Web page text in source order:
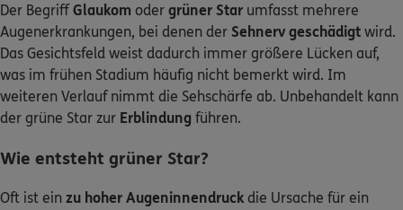
Sehen Sie auf einen Blick Ihre Versicherungen bei ERGO,
dem ERGO Rechtsschutz und der DKV.
Zum Kundenportal
Der BegriffGlaukom oder grüner Star umfasst mehrere
Augenerkrankungen, bei denen der Sehnerv geschädigt wird.
Das Gesichtsfeld weist dadurch immer größere Lücken auf,
was im frühen Stadium häufig nicht bemerkt wird. Im
weiteren Verlauf nimmt die Sehschärfe ab. Unbehandelt kann
der grüne Star zur Erblindung führen.
Wie entsteht grüner Star?
Oft ist ein zu hoher Augeninnendruck die Ursache für ein